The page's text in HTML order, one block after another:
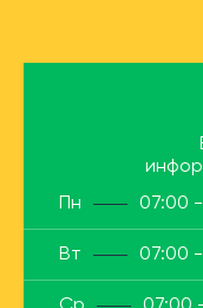
Пн
07:00 -
Вт 07:00 -